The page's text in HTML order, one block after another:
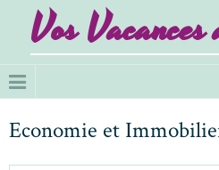
Vos
Economie et